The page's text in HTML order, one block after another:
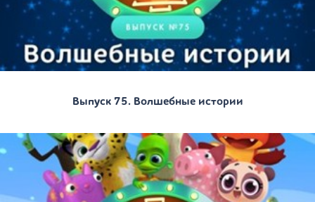
Выпуск 75. Волшебные истории